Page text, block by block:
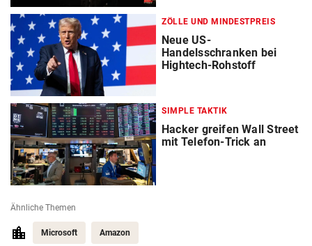
ZÖLLE UND MINDESTPREIS
Neue US-
Handelsschranken bei
Hightech-Rohstoff
SIMPLE TAKTIK
Hacker greifen Wall Street
mit Telefon-Trick an
Ähnliche Themen
Microsoft Amazon